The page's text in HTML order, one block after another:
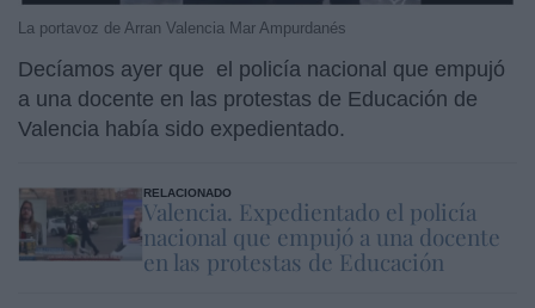
La portavoz de Arran Valencia Mar Ampurdanés
Decíamos ayer que el policía nacional que empujó
a una docente en las protestas de Educación de
Valencia había sido expedientado.
RELACIONADO
Valencia. Expedientado el policía
nacional que empujó a una docente
en las protestas de Educación